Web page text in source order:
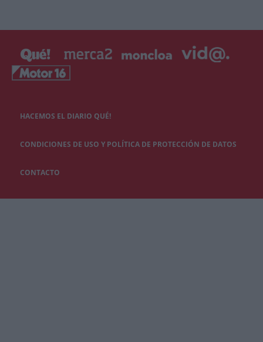
HACEMOS EL DIARIO QUÉ!
CONDICIONES DE USO Y POLÍTICA DE PROTECCIÓN DE DATOS
CONTACTO